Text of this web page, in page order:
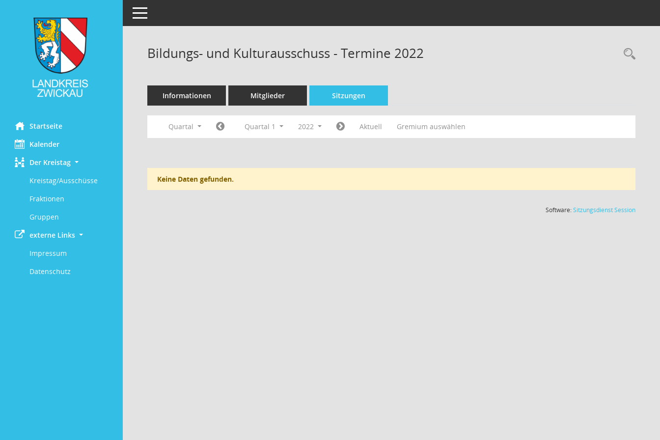
Startseite
Kalender
Der Kreistag
Kreistag/Ausschüsse
Fraktionen
Gruppen
externe Links
Impressum
Datenschutz
Toggle navigation
Bildungs- und Kulturausschuss - Termine 2022
Informationen Mitglieder Sitzungen
Quartal Quartal 1 2022 Aktuell Gremium auswählen
Keine Daten gefunden.
Software:SitzungsdienstSession(Wird in